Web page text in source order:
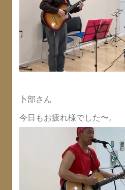
卜部さん
今日もお疲れ様でした〜。